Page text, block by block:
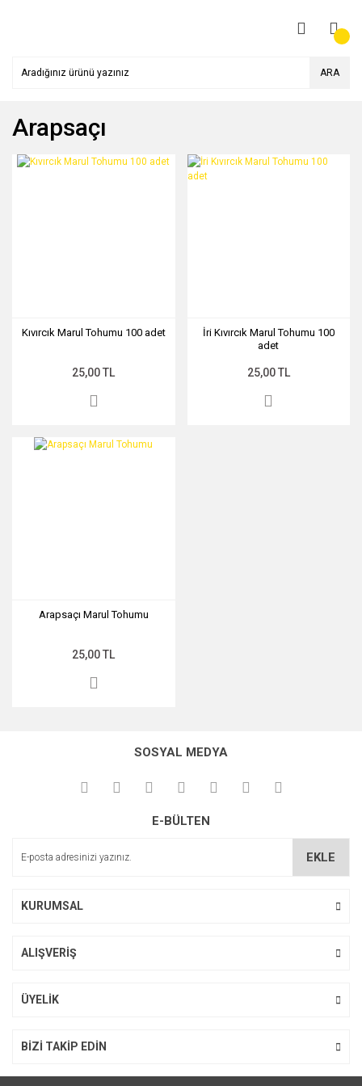
ARA
Arapsaçı
Kıvırcık Marul Tohumu 100 adet
25,00 TL
İri Kıvırcık Marul Tohumu 100
adet
25,00 TL
Arapsaçı Marul Tohumu
25,00 TL
SOSYAL MEDYA
E-BÜLTEN
EKLE
KURUMSAL
ALIŞVERİŞ
ÜYELİK
BİZİ TAKİP EDİN